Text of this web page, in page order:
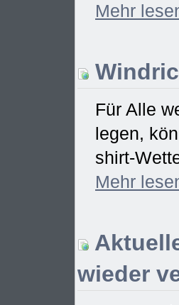
Mehr
Für Alle
legen,
shirt-
Mehr
wieder